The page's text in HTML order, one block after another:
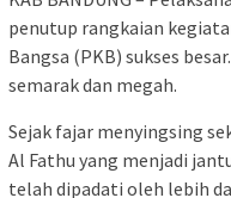
penutup rangkaian
Bangsa (PKB) sukses
semarak dan megah.
Sejak fajar menyingsing
Al Fathu yang menjadi
telah dipadati oleh lebih